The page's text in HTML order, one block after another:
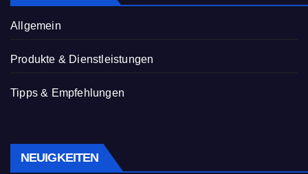
Allgemein
Produkte & Dienstleistungen
Tipps & Empfehlungen
NEUIGKEITEN